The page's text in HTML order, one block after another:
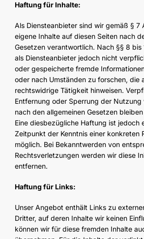
Haftung für Inhalte:
Als Diensteanbieter sind wir gemäß § 7
eigene Inhalte auf diesen Seiten nach
Gesetzen verantwortlich. Nach §§ 8 bis
als Diensteanbieter jedoch nicht
oder gespeicherte fremde
oder nach Umständen zu forschen, die
rechtswidrige Tätigkeit hinweisen.
Entfernung oder Sperrung der Nutzung
nach den allgemeinen Gesetzen
Eine diesbezügliche Haftung ist jedoch
Zeitpunkt der Kenntnis einer konkreten
möglich. Bei Bekanntwerden von
Rechtsverletzungen werden wir diese
entfernen.
Haftung für Links:
Unser Angebot enthält Links zu
Dritter, auf deren Inhalte wir keinen
können wir für diese fremden Inhalte